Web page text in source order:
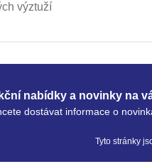
výztuží
nabídky a novinky na
dostávat informace o
Tyto stránky